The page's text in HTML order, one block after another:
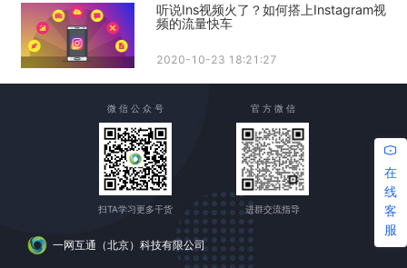
听说Ins视频火了？如何搭上Instagram视
频的流量快车
2020-10-23 18:21:27
在
线
客
服
一网互通（北京）科技有限公司
微 信 公 众 号
扫TA学习更多干货
官 方 微 信
进群交流指导